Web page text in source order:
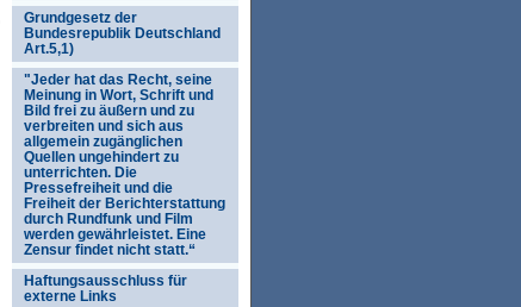
Grundgesetz der
Bundesrepublik Deutschland
Art.5,1)
"Jeder hat das Recht, seine
Meinung in Wort, Schrift und
Bild frei zu äußern und zu
verbreiten und sich aus
allgemein zugänglichen
Quellen ungehindert zu
unterrichten. Die
Pressefreiheit und die
Freiheit der Berichterstattung
durch Rundfunk und Film
werden gewährleistet. Eine
Zensur findet nicht statt.“
Haftungsausschluss für
externe Links